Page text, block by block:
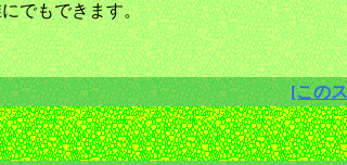
でもできます。
[この